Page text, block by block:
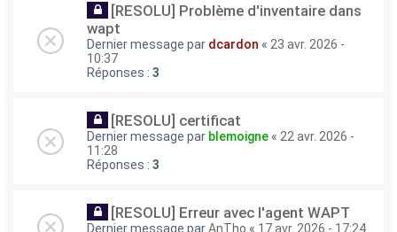
[RESOLU] Problème d'inventaire dans
wapt
Dernier message par dcardon « 23 avr. 2026 -
10:37
Réponses : 3
[RESOLU] certificat
Dernier message par blemoigne « 22 avr. 2026 -
11:28
Réponses : 3
[RESOLU] Erreur avec l'agent WAPT
Dernier message parAnTho « 17 avr. 2026 - 17:24